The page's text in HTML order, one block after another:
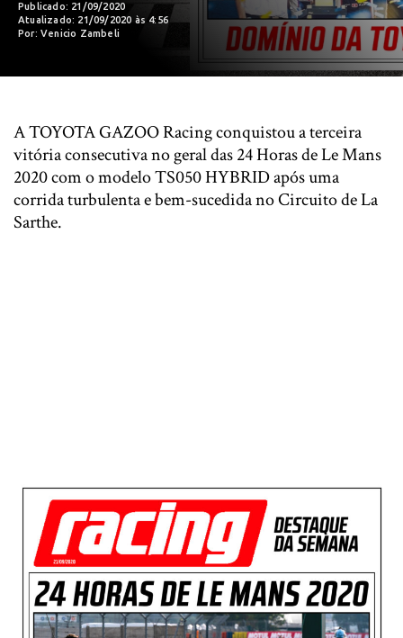
Publicado: 21/09/2020
Atualizado: 21/09/2020 às 4:56
Por: Venicio Zambeli
A TOYOTA GAZOO Racing conquistou a terceira
vitória consecutiva no geral das 24 Horas de Le Mans
2020 com o modelo TS050 HYBRID após uma
corrida turbulenta e bem-sucedida no Circuito de La
Sarthe.